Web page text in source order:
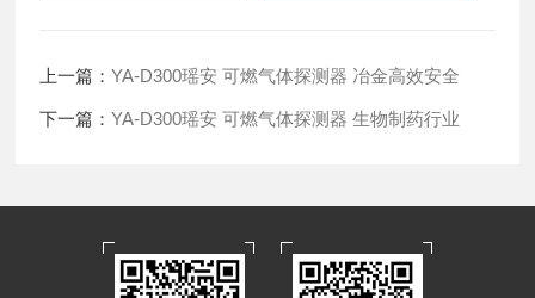
上一篇：YA-D300瑶安 可燃气体探测器 冶金高效安全
下一篇：YA-D300瑶安 可燃气体探测器 生物制药行业